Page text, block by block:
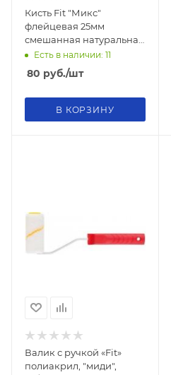
Кисть Fit "Микс"
флейцевая 25мм
смешанная натуральная
и искусственная щетина
Есть в наличии: 11
80 руб./шт
В КОРЗИНУ
Валик с ручкой «Fit»
полиакрил, "миди",